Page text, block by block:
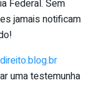
Federal. Sem
jamais notificam
uma testemunha